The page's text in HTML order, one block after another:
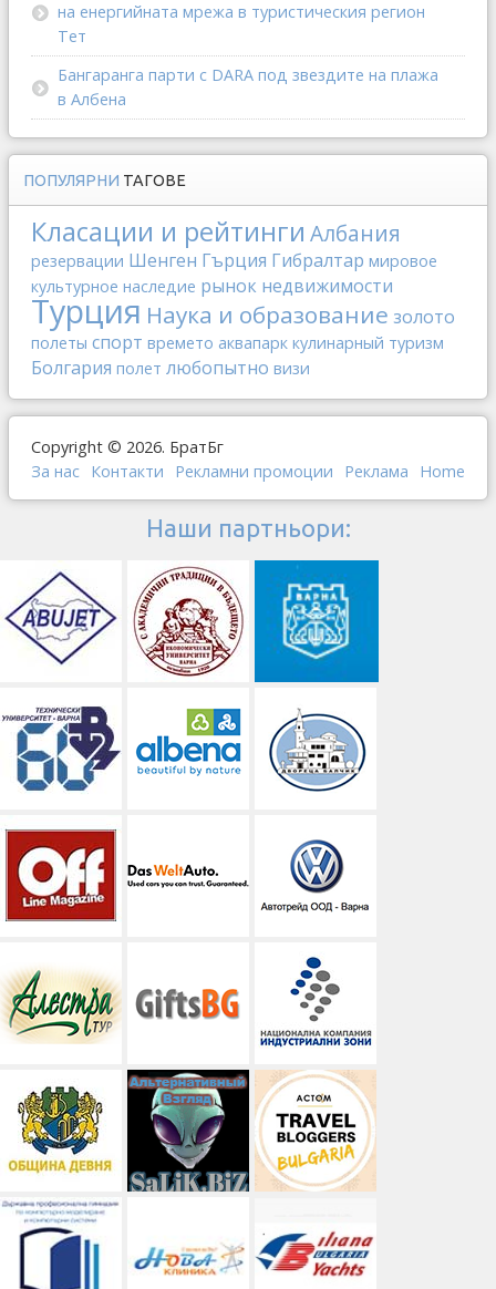
на енергийната мрежа в туристическия регион
Тет
Бангаранга парти с DARA под звездите на плажа
в Албена
ПОПУЛЯРНИ ТАГОВЕ
Класации и рейтинги Албания
резервации Шенген Гърция Гибралтар мировое
культурное наследие рынок недвижимости
Турция Наука и образование золото
полеты спорт времето аквапарк кулинарный туризм
Болгария полет любопытно визи
Copyright © 2026. БратБг
За нас Контакти Рекламни промоции Реклама Home
Наши партньори: